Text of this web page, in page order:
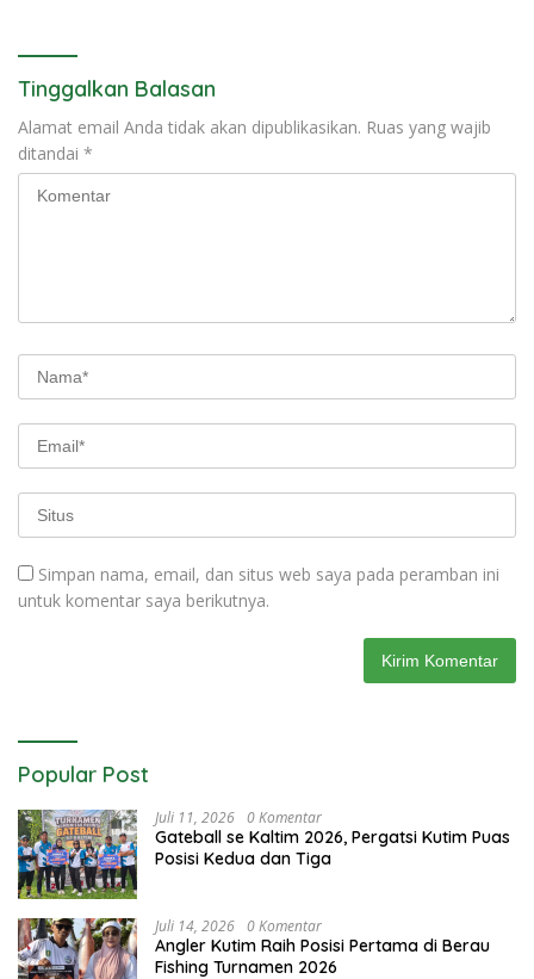
Tinggalkan Balasan
Alamat email Anda tidak akan dipublikasikan. Ruas yang wajib
ditandai *
Simpan nama, email, dan situs web saya pada peramban ini
untuk komentar saya berikutnya.
Popular Post
Juli 11, 2026 0 Komentar
Gateball se Kaltim 2026, Pergatsi Kutim Puas
Posisi Kedua dan Tiga
Juli 14, 2026 0 Komentar
Angler Kutim Raih Posisi Pertama di Berau
Fishing Turnamen 2026